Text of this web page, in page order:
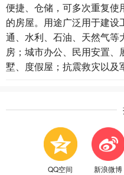
便捷、仓储，可多次重复
的房屋。用途广泛用于建
通、水利、石油、天然气等
房；城市办公、民用安置
墅、度假屋；抗震救灾以及
QQ空间 新浪微博